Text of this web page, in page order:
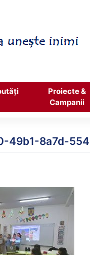
Proiecte &
Campanii
49b1-8a7d-